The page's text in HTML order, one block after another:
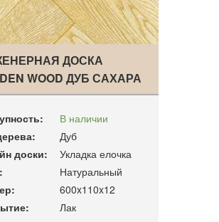
ДОСКА
WOOD ДУБ САХАРА
В наличии
Дуб
доски:
Укладка елочка
Натуральный
600x110x12
Лак